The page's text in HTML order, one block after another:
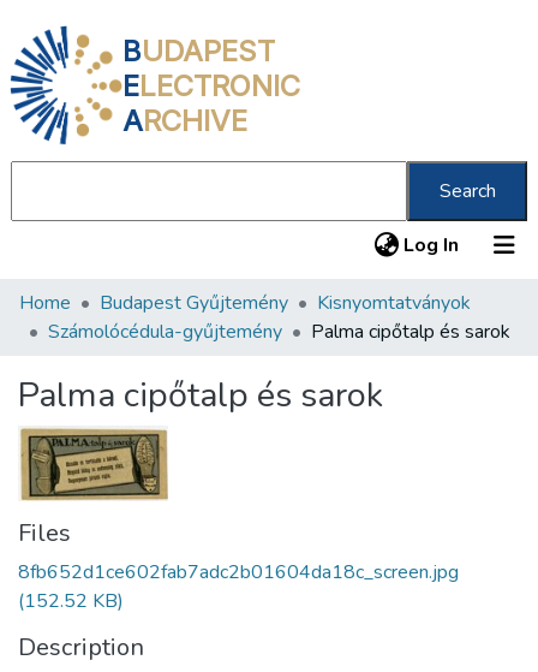
BUDAPEST
ELECTRONIC
ARCHIVE
Search
Log In (current)
Communities & Collections
Statistics
About us
Home Budapest Gyűjtemény
Kisnyomtatványok
Számolócédula-gyűjtemény
Palma cipőtalp és sarok
Palma cipőtalp és sarok
Files
8fb652d1ce602fab7adc2b01604da18c_screen.jpg
(152.52 KB)
Description